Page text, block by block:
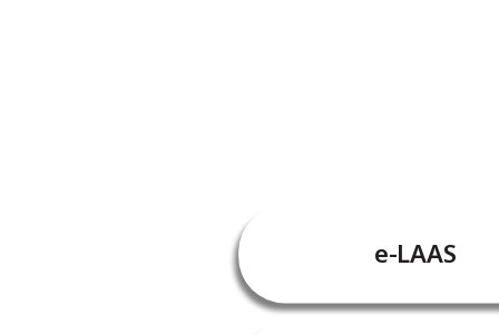
e-LAAS